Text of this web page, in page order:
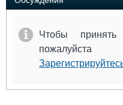
Чтобы